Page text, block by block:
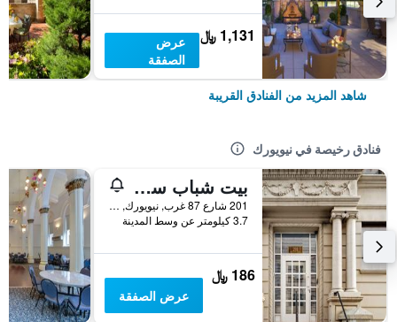
1,131 ﷼
عرض
الصفقة
شاهد المزيد من الفنادق القريبة
فنادق رخيصة في نيويورك
بيت شباب سنترال بارك ويست
201 شارع 87 غرب, نيويورك, NY, الولايات المتحدة الأميريكية
3.7 كيلومتر عن وسط المدينة
186 ﷼
عرض الصفقة